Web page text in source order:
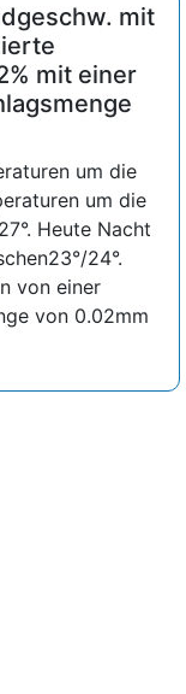
mit
mit einer
um die
um die
Heute Nacht
24°.
von einer
von 0.02mm